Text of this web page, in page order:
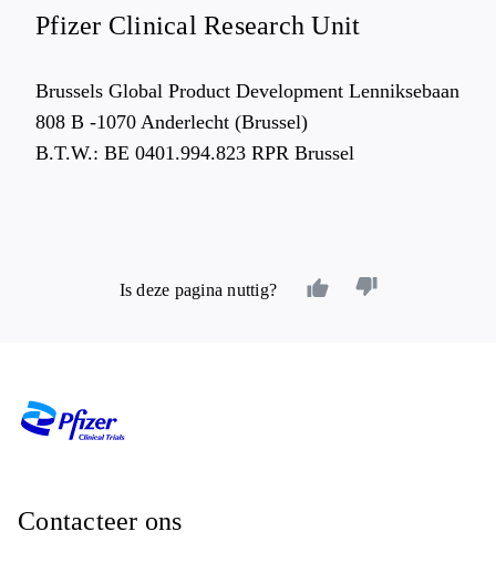
Pfizer Clinical Research Unit
Brussels Global Product Development Lenniksebaan
808 B -1070 Anderlecht (Brussel)
B.T.W.: BE 0401.994.823 RPR Brussel
Is deze pagina nuttig?
Contacteer ons